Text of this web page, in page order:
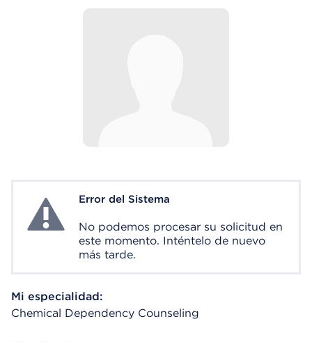
System ErrorError del Sistema
No podemos procesar su solicitud en
este momento. Inténtelo de nuevo
más tarde.
Mi especialidad:
Chemical Dependency Counseling